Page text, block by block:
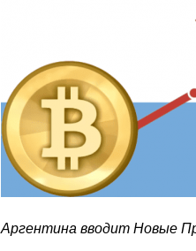
Аргентина вводит Новые